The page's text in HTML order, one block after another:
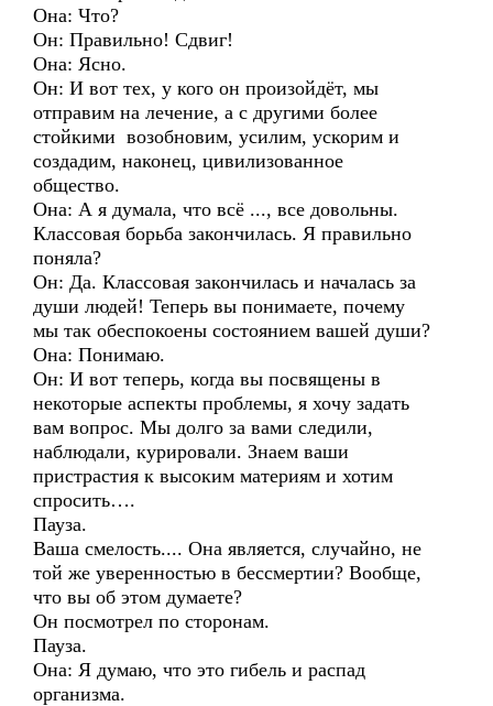
Она: Что?
Он: Правильно! Сдвиг!
Она: Ясно.
Он: И вот тех, у кого он произойдёт, мы
отправим на лечение, а с другими более
стойкими возобновим, усилим, ускорим и
создадим, наконец, цивилизованное
общество.
Она: А я думала, что всё ..., все довольны.
Классовая борьба закончилась. Я правильно
поняла?
Он: Да. Классовая закончилась и началась за
души людей! Теперь вы понимаете, почему
мы так обеспокоены состоянием вашей души?
Она: Понимаю.
Он: И вот теперь, когда вы посвящены в
некоторые аспекты проблемы, я хочу задать
вам вопрос. Мы долго за вами следили,
наблюдали, курировали. Знаем ваши
пристрастия к высоким материям и хотим
спросить….
Пауза.
Ваша смелость.... Она является, случайно, не
той же уверенностью в бессмертии? Вообще,
что вы об этом думаете?
Он посмотрел по сторонам.
Пауза.
Она: Я думаю, что это гибель и распад
организма.